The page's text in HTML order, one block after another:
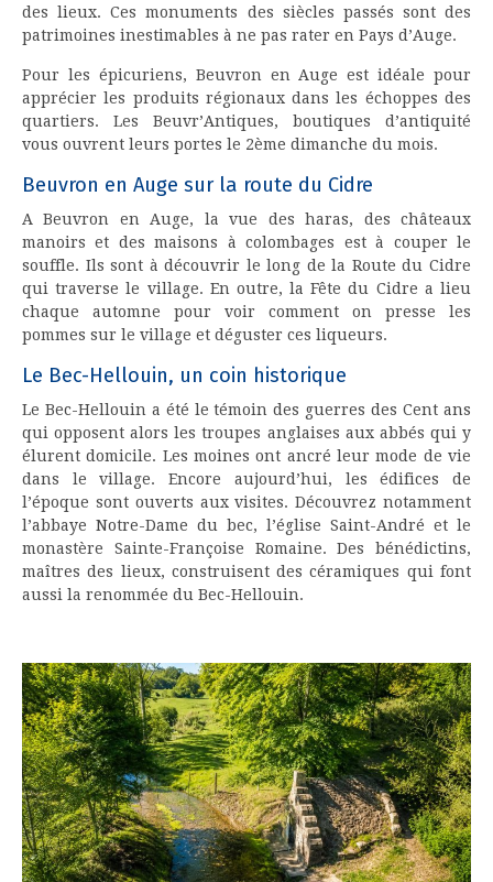
des lieux. Ces monuments des siècles passés sont des
patrimoines inestimables à ne pas rater en Pays d’Auge.
Pour les épicuriens, Beuvron en Auge est idéale pour
apprécier les produits régionaux dans les échoppes des
quartiers. Les Beuvr’Antiques, boutiques d’antiquité
vous ouvrent leurs portes le 2ème dimanche du mois.
Beuvron en Auge sur la route du Cidre
A Beuvron en Auge, la vue des haras, des châteaux
manoirs et des maisons à colombages est à couper le
souffle. Ils sont à découvrir le long de la Route du Cidre
qui traverse le village. En outre, la Fête du Cidre a lieu
chaque automne pour voir comment on presse les
pommes sur le village et déguster ces liqueurs.
Le Bec-Hellouin, un coin historique
Le Bec-Hellouin a été le témoin des guerres des Cent ans
qui opposent alors les troupes anglaises aux abbés qui y
élurent domicile. Les moines ont ancré leur mode de vie
dans le village. Encore aujourd’hui, les édifices de
l’époque sont ouverts aux visites. Découvrez notamment
l’abbaye Notre-Dame du bec, l’église Saint-André et le
monastère Sainte-Françoise Romaine. Des bénédictins,
maîtres des lieux, construisent des céramiques qui font
aussi la renommée du Bec-Hellouin.